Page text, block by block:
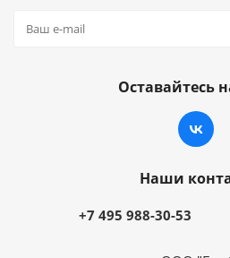
Оставайтесь
Наши
+7 495 988-30-53